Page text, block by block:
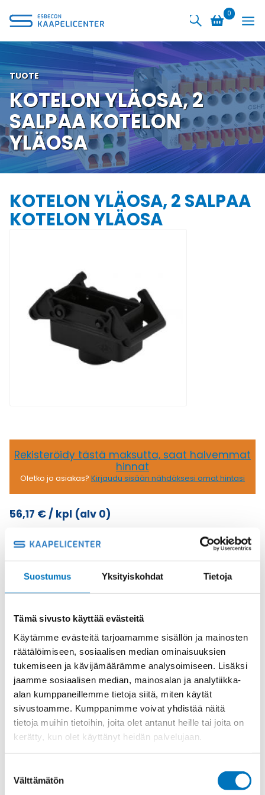
Suostumus Yksityiskohdat Tietoja
Tämä sivusto käyttää evästeitä
Käytämme evästeitä tarjoamamme sisällön ja mainosten
räätälöimiseen, sosiaalisen median ominaisuuksien
tukemiseen ja kävijämäärämme analysoimiseen. Lisäksi
jaamme sosiaalisen median, mainosalan ja analytiikka-
alan kumppaneillemme tietoja siitä, miten käytät
sivustoamme. Kumppanimme voivat yhdistää näitä
tietoja muihin tietoihin, joita olet antanut heille tai joita on
kerätty, kun olet käyttänyt heidän palvelujaan.
valinta
Välttämätön
sisältöön
0
TUOTE
KOTELON YLÄOSA, 2
SALPAA KOTELON
YLÄOSA
KOTELON YLÄOSA, 2 SALPAA
KOTELON YLÄOSA
Rekisteröidy tästä maksutta, saat halvemmat
hinnat
Oletko jo asiakas? Kirjaudu sisään nähdäksesi omat hintasi
56,17 €/ kpl (alv 0)
KOTELON
YLÄOSA,
2
SALPAA
YLÄOSA
Lisää ostoskoriin
Metalli
Osasto ILME -moninapaliittimet,
Toimitusaika: 1-7 päivää
Toimituskulut 35kg:n asti 25€.
Yli 35kg:n toimituskulut toteutuneiden kulujen mukaan.
Valmistaja
ILME S.p.A
Koko
size "77.27"
Materiaali
Lukitus
2 salpaa